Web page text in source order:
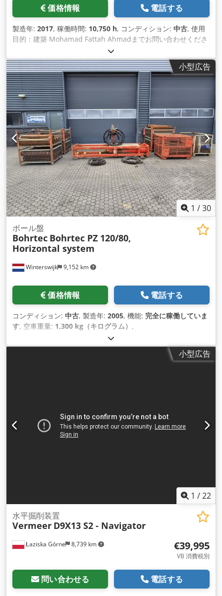
価格情報 電話する
製造年: 2017, 稼働時間: 10,750 h, コンディション: 中古, 使用
目的：建築 Mohamad Fattah Ahmadまでお問い合わせくださ
い。 -ドリルドライブ BAT 410 -エンジン 390kW メインウイン
チ 30〜。 -中央潤滑油 -エアコンプレッサー 非常に良い状態で
す 非常に良い状態です Dcsdpfx Afsh Ty Ans Usk
小型広告
1 /30
Winterswijk 9,152 km
ボール盤
Bohrtec Bohrtec PZ 120/80,
Horizontal system
価格情報 電話する
コンディション: 中古, 製造年: 2005, 機能: 完全に稼働していま
す, 空車重量: 1,300 kg（キログラム） ,
小型広告
1 /22
Łaziska Górne 8,739 km
水平掘削装置
Vermeer D9X13 S2 - Navigator
€39,995
VB 消費税別
問い合わせる 電話する